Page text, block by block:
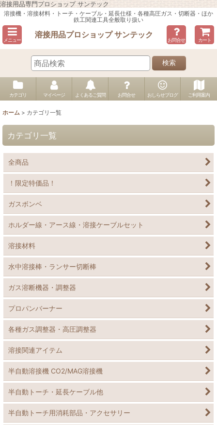
溶接用品専門プロショップ サンテック
溶接機・溶接材料・トーチ・ケーブル・延長仕様・各種高圧ガス・切断器・ほか
鉄工関連工具全般取り扱い
メニュー
溶接用品プロショップ サンテック
お問合せ カート
検索
カテゴリ マイページ よくあるご質問 お問合せ おしらせブログ ご利用案内
ホーム > カテゴリ一覧
カテゴリ一覧
全商品
！限定特価品！
ガスボンベ
ホルダー線・アース線・溶接ケーブルセット
溶接材料
水中溶接棒・ランサー切断棒
ガス溶断機器・調整器
プロパンバーナー
各種ガス調整器・高圧調整器
溶接関連アイテム
半自動溶接機 CO2/MAG溶接機
半自動トーチ・延長ケーブル他
半自動トーチ用消耗部品・アクセサリー